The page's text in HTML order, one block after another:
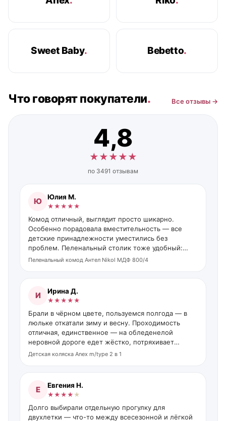
Sweet Baby. Bebetto.
Что говорят покупатели. Все отзывы →
4,8
★★★★★
по 3491 отзывам
Ю Юлия М.
★ ★ ★ ★ ★
Комод отличный, выглядит просто шикарно.
Особенно порадовала вместительность — все
детские принадлежности уместились без
проблем. Пеленальный столик тоже удобный:
места достаточно и для малыша, и для кремов с
Пеленальный комод Антел Nikol МДФ 800/4
И Ирина Д.
★ ★ ★ ★ ★
Брали в чёрном цвете, пользуемся полгода — в
люльке откатали зиму и весну. Проходимость
отличная, единственное — на обледенелой
неровной дороге едет жёстко, потряхивает
(видимо, из-за мороза на передних колёсах).
Детская коляска Anex m/type 2 в 1
Е Евгения Н.
★ ★ ★ ★ ★
Долго выбирали отдельную прогулку для
двухлетки — что-то между всесезонной и лёгкой